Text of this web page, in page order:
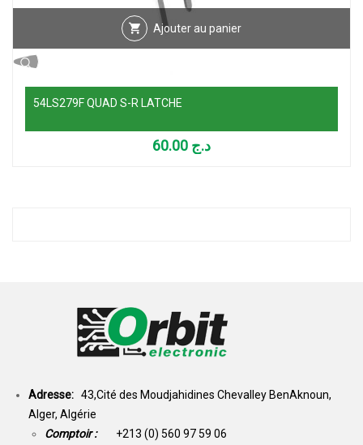
Ajouter au panier
54LS279F QUAD S-R LATCHE
د.ج
Adresse: 43,Cité des Moudjahidines Chevalley BenAknoun,
Alger, Algérie
Comptoir : +213 (0) 560 97 59 06